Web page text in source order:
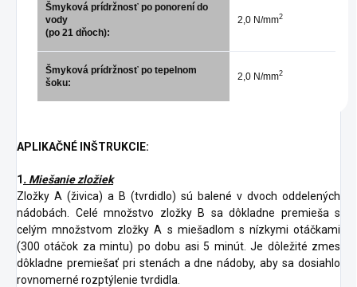
Šmyková prídržnosť po ponorení do
vody
(po 21 dňoch):
2,0 N/mm2
Šmyková prídržnosť po tepelnom
šoku:
2,0 N/mm2
APLIKAČNÉ INŠTRUKCIE:
1. Miešanie zložiek
Zložky A (živica) a B (tvrdidlo) sú balené v dvoch oddelených
nádobách. Celé množstvo zložky B sa dôkladne premieša s
celým množstvom zložky A s miešadlom s nízkymi otáčkami
(300 otáčok za mintu) po dobu asi 5 minút. Je dôležité zmes
dôkladne premiešať pri stenách a dne nádoby, aby sa dosiahlo
rovnomerné rozptýlenie tvrdidla.